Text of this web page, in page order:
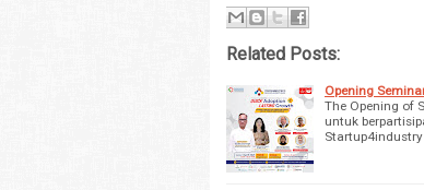
Related Posts:
Opening
The Opening of
untuk
Startup4industry